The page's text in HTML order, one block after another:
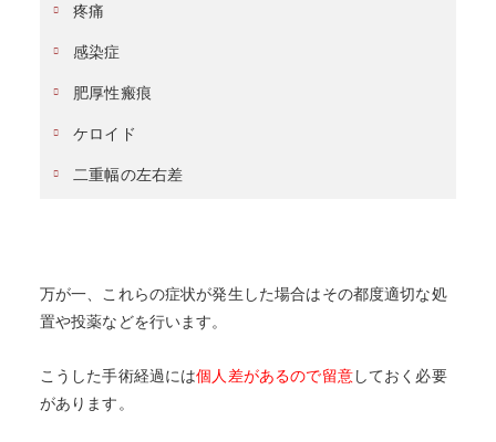
疼痛
感染症
肥厚性瘢痕
ケロイド
二重幅の左右差
万が一、これらの症状が発生した場合はその都度適切な処
置や投薬などを行います。
こうした手術経過には個人差があるので留意しておく必要
があります。